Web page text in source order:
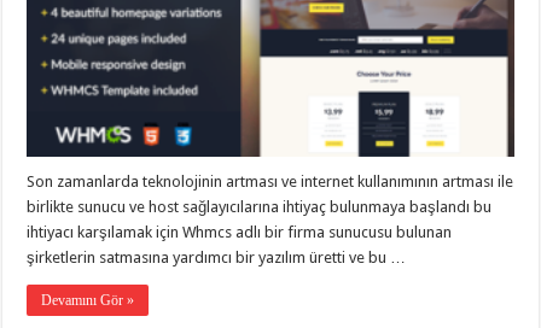
taşımacılık,
taşımacılık,
gaziantep
taşımacılık,
gaziantep
evden
taşımacılık,
gaziantep
taşımacılık,
gaziantep
evden
Son zamanlarda teknolojinin artması ve internet kullanımının artması ile
birlikte sunucu ve host sağlayıcılarına ihtiyaç bulunmaya başlandı bu
ihtiyacı karşılamak için Whmcs adlı bir firma sunucusu bulunan
şirketlerin satmasına yardımcı bir yazılım üretti ve bu …
Devamını Gör »